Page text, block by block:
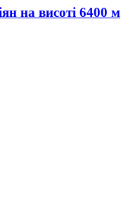
на висоті 6400 м